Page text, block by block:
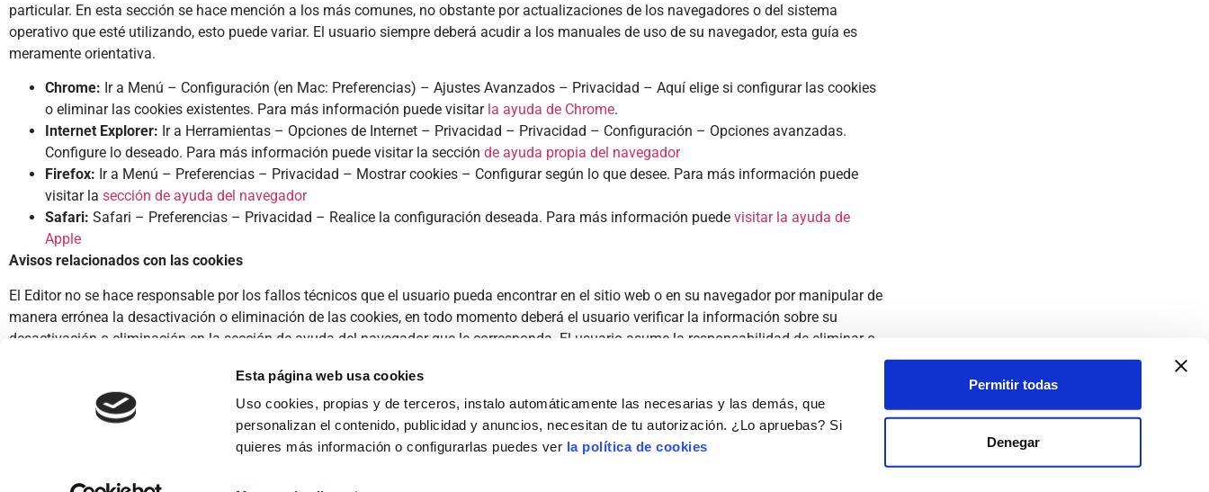
Esta página web usa cookies
Uso cookies, propias y de terceros, instalo automáticamente las necesarias y las demás, que
personalizan el contenido, publicidad y anuncios, necesitan de tu autorización. ¿Lo apruebas? Si
quieres más información o configurarlas puedes ver la política de cookies
Permitir todas
Denegar
particular. En esta sección se hace mención a los más comunes, no obstante por actualizaciones de los navegadores o del sistema
operativo que esté utilizando, esto puede variar. El usuario siempre deberá acudir a los manuales de uso de su navegador, esta guía es
meramente orientativa.
Chrome: Ir a Menú – Configuración (en Mac: Preferencias) – Ajustes Avanzados – Privacidad – Aquí elige si configurar las cookies
o eliminar las cookies existentes. Para más información puede visitar la ayuda de Chrome.
Internet Explorer: Ir a Herramientas – Opciones de Internet – Privacidad – Privacidad – Configuración – Opciones avanzadas.
Configure lo deseado. Para más información puede visitar la sección de ayuda propia del navegador
Firefox: Ir a Menú – Preferencias – Privacidad – Mostrar cookies – Configurar según lo que desee. Para más información puede
visitar la sección de ayuda del navegador
Safari: Safari – Preferencias – Privacidad – Realice la configuración deseada. Para más información puede visitar la ayuda de
Apple
Avisos relacionados con las cookies
El Editor no se hace responsable por los fallos técnicos que el usuario pueda encontrar en el sitio web o en su navegador por manipular de
manera errónea la desactivación o eliminación de las cookies, en todo momento deberá el usuario verificar la información sobre su
desactivación o eliminación en la sección de ayuda del navegador que le corresponda. El usuario asume la responsabilidad de eliminar o
En todo momento el usuario podrá comunicarse con El Editor a través del inma@inmaprieto.digital